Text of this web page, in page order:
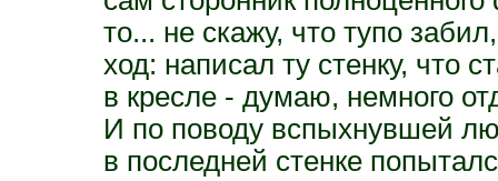
то... не скажу, что тупо
ход: написал ту стенку, что
в кресле - думаю, немного
И по поводу вспыхнувшей
в последней стенке